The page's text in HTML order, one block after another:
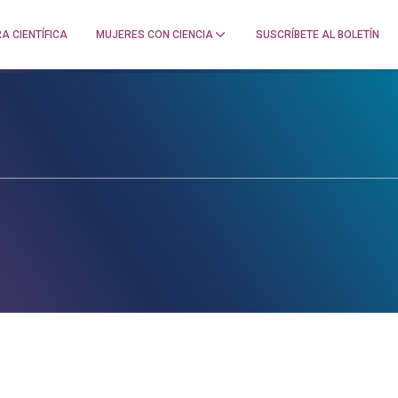
CIENTÍFICA MUJERES CON CIENCIA SUSCRÍBETE AL BOLETÍN